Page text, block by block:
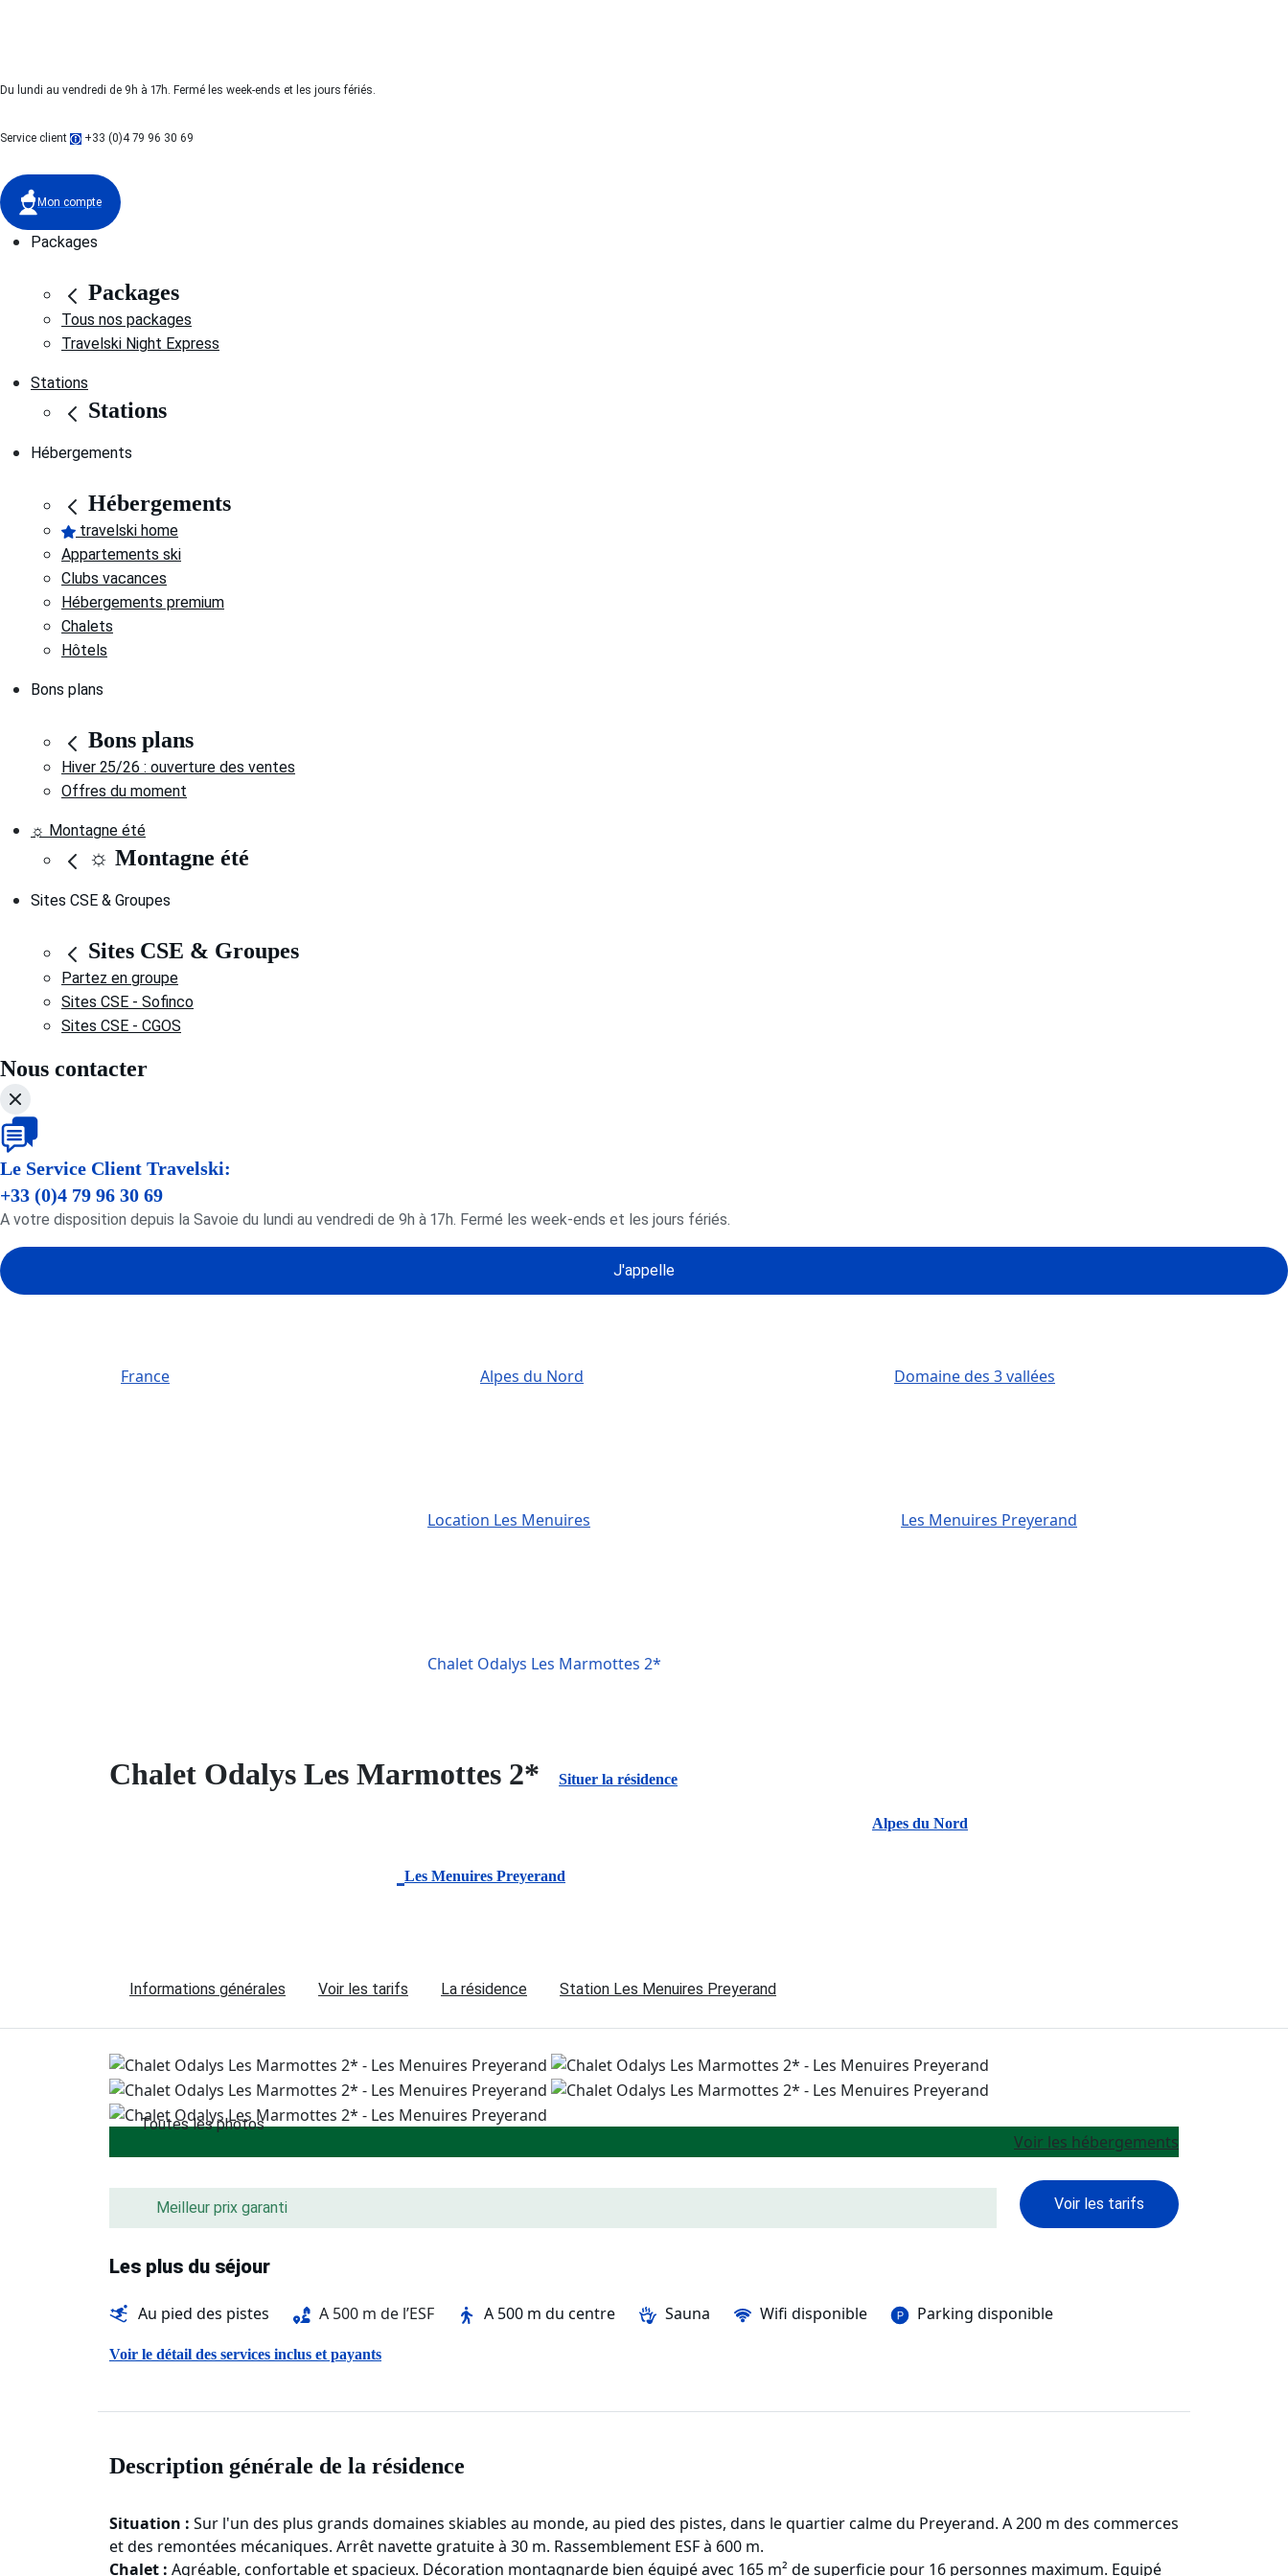
Du lundi au vendredi de 9h à 17h. Fermé les week-ends et les jours fériés.
Service client +33 (0)4 79 96 30 69
Mon compte
Packages
Packages
Tous nos packages
Travelski Night Express
Stations
Stations
Hébergements
Hébergements
travelski home
Appartements ski
Clubs vacances
Hébergements premium
Chalets
Hôtels
Bons plans
Bons plans
Hiver 25/26 : ouverture des ventes
Offres du moment
☼ Montagne été
☼ Montagne été
Sites CSE & Groupes
Sites CSE & Groupes
Partez en groupe
Sites CSE - Sofinco
Sites CSE - CGOS
Nous contacter
Le Service Client Travelski:
+33 (0)4 79 96 30 69
A votre disposition depuis la Savoie du lundi au vendredi de 9h à 17h. Fermé les week-ends et les jours fériés.
J'appelle
France Alpes du Nord Domaine des 3 vallées
Location Les Menuires Les Menuires Preyerand
Chalet Odalys Les Marmottes 2*
Chalet Odalys Les Marmottes 2* Situer la résidence
Les Menuires Preyerand
Alpes du Nord
Informations générales Voir les tarifs La résidence Station Les Menuires Preyerand
Toutes les photos
Voir les hébergements
Meilleur prix garanti Voir les tarifs
Les plus du séjour
Au pied des pistes A 500 m de l’ESF A 500 m du centre Sauna Wifi disponible Parking disponible
Voir le détail des services inclus et payants
Description générale de la résidence
Situation : Sur l'un des plus grands domaines skiables au monde, au pied des pistes, dans le quartier calme du Preyerand. A 200 m des commerces
et des remontées mécaniques. Arrêt navette gratuite à 30 m. Rassemblement ESF à 600 m.
Chalet : Agréable, confortable et spacieux. Décoration montagnarde bien équipé avec 165 m² de superficie pour 16 personnes maximum. Equipé